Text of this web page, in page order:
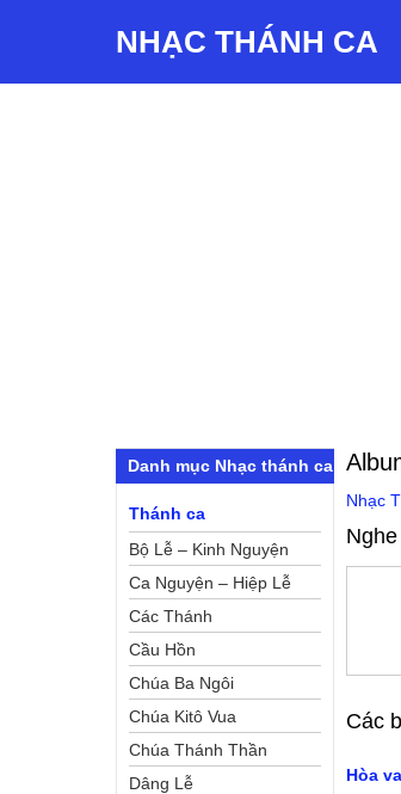
NHẠC THÁNH CA
Nhạc
Các
Hòa
Danh mục Nhạc thánh ca
Thánh ca
Bộ Lễ – Kinh Nguyện
Ca Nguyện – Hiệp Lễ
Các Thánh
Cầu Hồn
Chúa Ba Ngôi
Chúa Kitô Vua
Chúa Thánh Thần
Dâng Lễ